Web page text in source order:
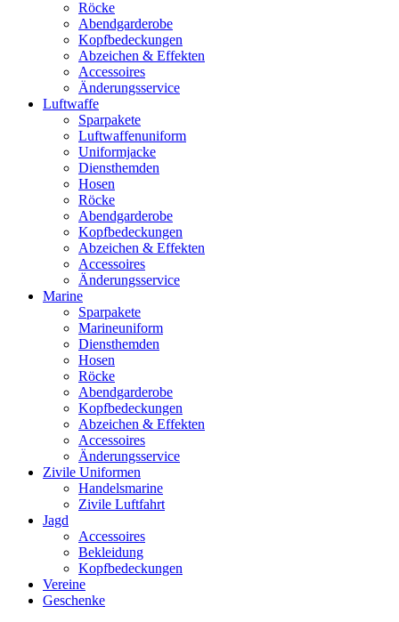
Röcke
Abendgarderobe
Kopfbedeckungen
Abzeichen & Effekten
Accessoires
Änderungsservice
Luftwaffe
Sparpakete
Luftwaffenuniform
Uniformjacke
Diensthemden
Hosen
Röcke
Abendgarderobe
Kopfbedeckungen
Abzeichen & Effekten
Accessoires
Änderungsservice
Marine
Sparpakete
Marineuniform
Diensthemden
Hosen
Röcke
Abendgarderobe
Kopfbedeckungen
Abzeichen & Effekten
Accessoires
Änderungsservice
Zivile Uniformen
Handelsmarine
Zivile Luftfahrt
Jagd
Accessoires
Bekleidung
Kopfbedeckungen
Vereine
Geschenke